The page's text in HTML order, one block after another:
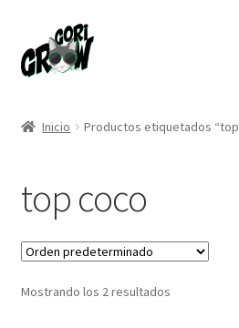
a
la
a
la
Inicio Productos etiquetados
top coco
Mostrando los 2 resultados